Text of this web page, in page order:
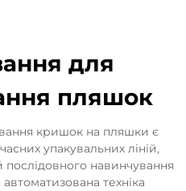
для
пляшок
кришок на пляшки є
упакувальних ліній,
навинчування
техніка